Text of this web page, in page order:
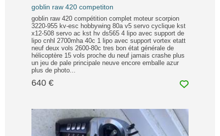
goblin raw 420 competiton
goblin raw 420 compétition complet moteur scorpion
3220-955 kv-esc hobbywing 80a v5 servo cyclique kst
x12-508 servo ac kst hv ds565 4 lipo avec support de
lipo cnhl 2700mha 40c 1 lipo avec support vortex etatt
neuf deux vols 2600-80c tres bon état générale de
hélicoptère 15 vols proche du neuf jamais crashe plus
un jeu de pale principale neuve encore emballe azur
plus de photo...
640 €